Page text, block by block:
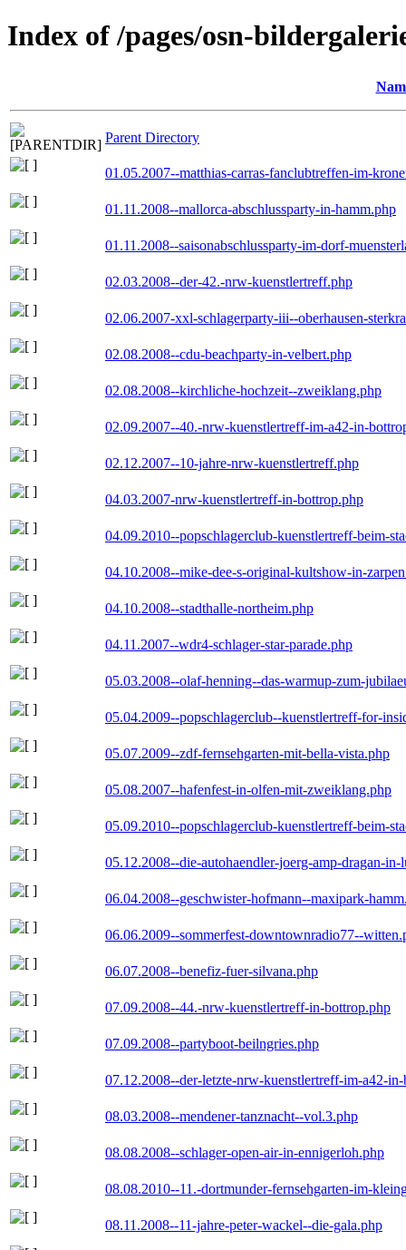
Index of /pages/osn-
Parent Directory
01.05.2007--matthias-carras-fanclubtreffen-im-
01.11.2008--mallorca-abschlussparty-in-hamm.php
01.11.2008--saisonabschlussparty-im-dorf-
02.03.2008--der-42.-nrw-kuenstlertreff.php
02.06.2007-xxl-schlagerparty-iii--oberhausen-
02.08.2008--cdu-beachparty-in-velbert.php
02.08.2008--kirchliche-hochzeit--zweiklang.php
02.09.2007--40.-nrw-kuenstlertreff-im-a42-in-
02.12.2007--10-jahre-nrw-kuenstlertreff.php
04.03.2007-nrw-kuenstlertreff-in-bottrop.php
04.09.2010--popschlagerclub-kuenstlertreff-beim-
04.10.2008--mike-dee-s-original-kultshow-in-
04.10.2008--stadthalle-northeim.php
04.11.2007--wdr4-schlager-star-parade.php
05.03.2008--olaf-henning--das-warmup-zum-
05.04.2009--popschlagerclub--kuenstlertreff-for-
05.07.2009--zdf-fernsehgarten-mit-bella-vista.php
05.08.2007--hafenfest-in-olfen-mit-zweiklang.php
05.09.2010--popschlagerclub-kuenstlertreff-beim-
05.12.2008--die-autohaendler-joerg-amp-dragan-in-
06.04.2008--geschwister-hofmann--maxipark-
06.06.2009--sommerfest-downtownradio77--
06.07.2008--benefiz-fuer-silvana.php
07.09.2008--44.-nrw-kuenstlertreff-in-bottrop.php
07.09.2008--partyboot-beilngries.php
07.12.2008--der-letzte-nrw-kuenstlertreff-im-a42-
08.03.2008--mendener-tanznacht--vol.3.php
08.08.2008--schlager-open-air-in-ennigerloh.php
08.08.2010--11.-dortmunder-fernsehgarten-im-
08.11.2008--11-jahre-peter-wackel--die-gala.php